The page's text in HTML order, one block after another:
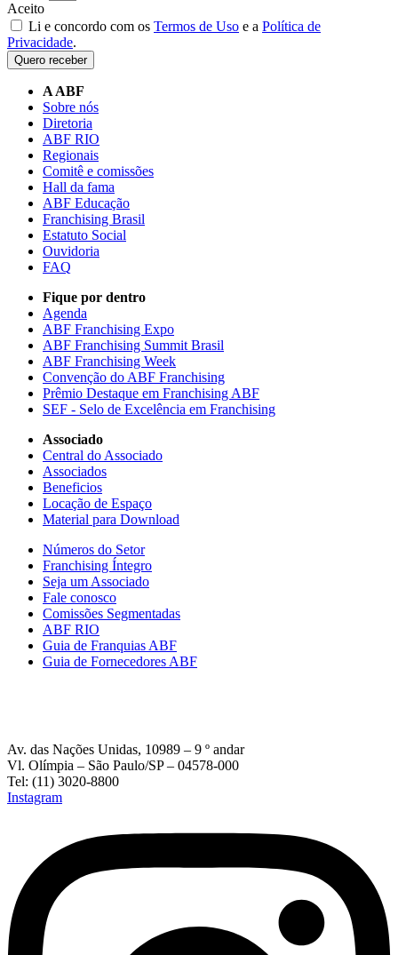
Aceito
Li e concordo com os Termos de Uso e a Política de
Privacidade.
Quero receber
A ABF
Sobre nós
Diretoria
ABF RIO
Regionais
Comitê e comissões
Hall da fama
ABF Educação
Franchising Brasil
Estatuto Social
Ouvidoria
FAQ
Fique por dentro
Agenda
ABF Franchising Expo
ABF Franchising Summit Brasil
ABF Franchising Week
Convenção do ABF Franchising
Prêmio Destaque em Franchising ABF
SEF - Selo de Excelência em Franchising
Associado
Central do Associado
Associados
Beneficios
Locação de Espaço
Material para Download
Números do Setor
Franchising Íntegro
Seja um Associado
Fale conosco
Comissões Segmentadas
ABF RIO
Guia de Franquias ABF
Guia de Fornecedores ABF
Av. das Nações Unidas, 10989 – 9 º andar
Vl. Olímpia – São Paulo/SP – 04578-000
Tel: (11) 3020-8800
Instagram